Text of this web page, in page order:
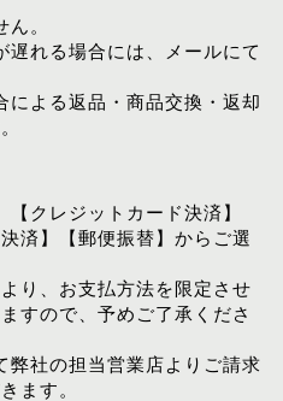
。
れる場合には、メールにて
による返品・商品交換・返却
クレジットカード決済】
済】【郵便振替】からご選
り、お支払方法を限定させ
すので、予めご了承くださ
弊社の担当営業店よりご請求
ます。